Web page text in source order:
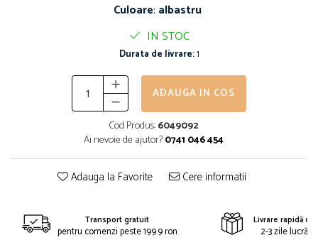
Culoare: albastru
IN STOC
Durata de livrare:1
ADAUGA IN COS
Cod Produs:6049092
Ai nevoie de ajutor?0741 046 454
Adauga la Favorite Cere informatii
Transport gratuit
pentru comenzi peste 199.9 ron
Livrare rapidă
2-3 zile